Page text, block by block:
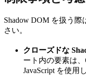
Shadow DOM を扱う
さい。
クローズドな
ート内の要素は
JavaScript を使用